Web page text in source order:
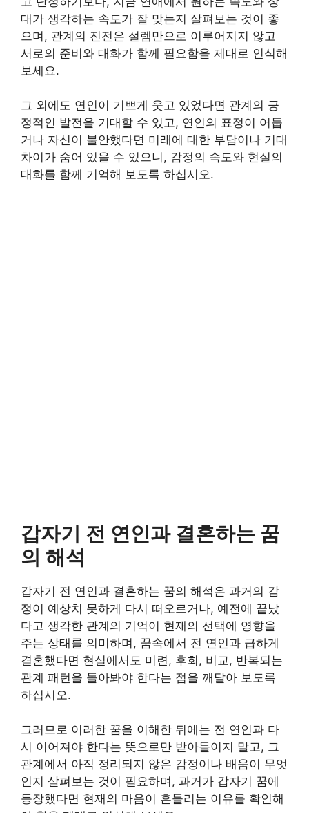
대가 생각하는 속도가 잘 맞는지 살펴보는 것이 좋
으며, 관계의 진전은 설렘만으로 이루어지지 않고
서로의 준비와 대화가 함께 필요함을 제대로 인식해
보세요.
그 외에도 연인이 기쁘게 웃고 있었다면 관계의 긍
정적인 발전을 기대할 수 있고, 연인의 표정이 어둡
거나 자신이 불안했다면 미래에 대한 부담이나 기대
차이가 숨어 있을 수 있으니, 감정의 속도와 현실의
대화를 함께 기억해 보도록 하십시오.
갑자기 전 연인과 결혼하는 꿈
의 해석
갑자기 전 연인과 결혼하는 꿈의 해석은 과거의 감
정이 예상치 못하게 다시 떠오르거나, 예전에 끝났
다고 생각한 관계의 기억이 현재의 선택에 영향을
주는 상태를 의미하며, 꿈속에서 전 연인과 급하게
결혼했다면 현실에서도 미련, 후회, 비교, 반복되는
관계 패턴을 돌아봐야 한다는 점을 깨달아 보도록
하십시오.
그러므로 이러한 꿈을 이해한 뒤에는 전 연인과 다
시 이어져야 한다는 뜻으로만 받아들이지 말고, 그
관계에서 아직 정리되지 않은 감정이나 배움이 무엇
인지 살펴보는 것이 필요하며, 과거가 갑자기 꿈에
등장했다면 현재의 마음이 흔들리는 이유를 확인해